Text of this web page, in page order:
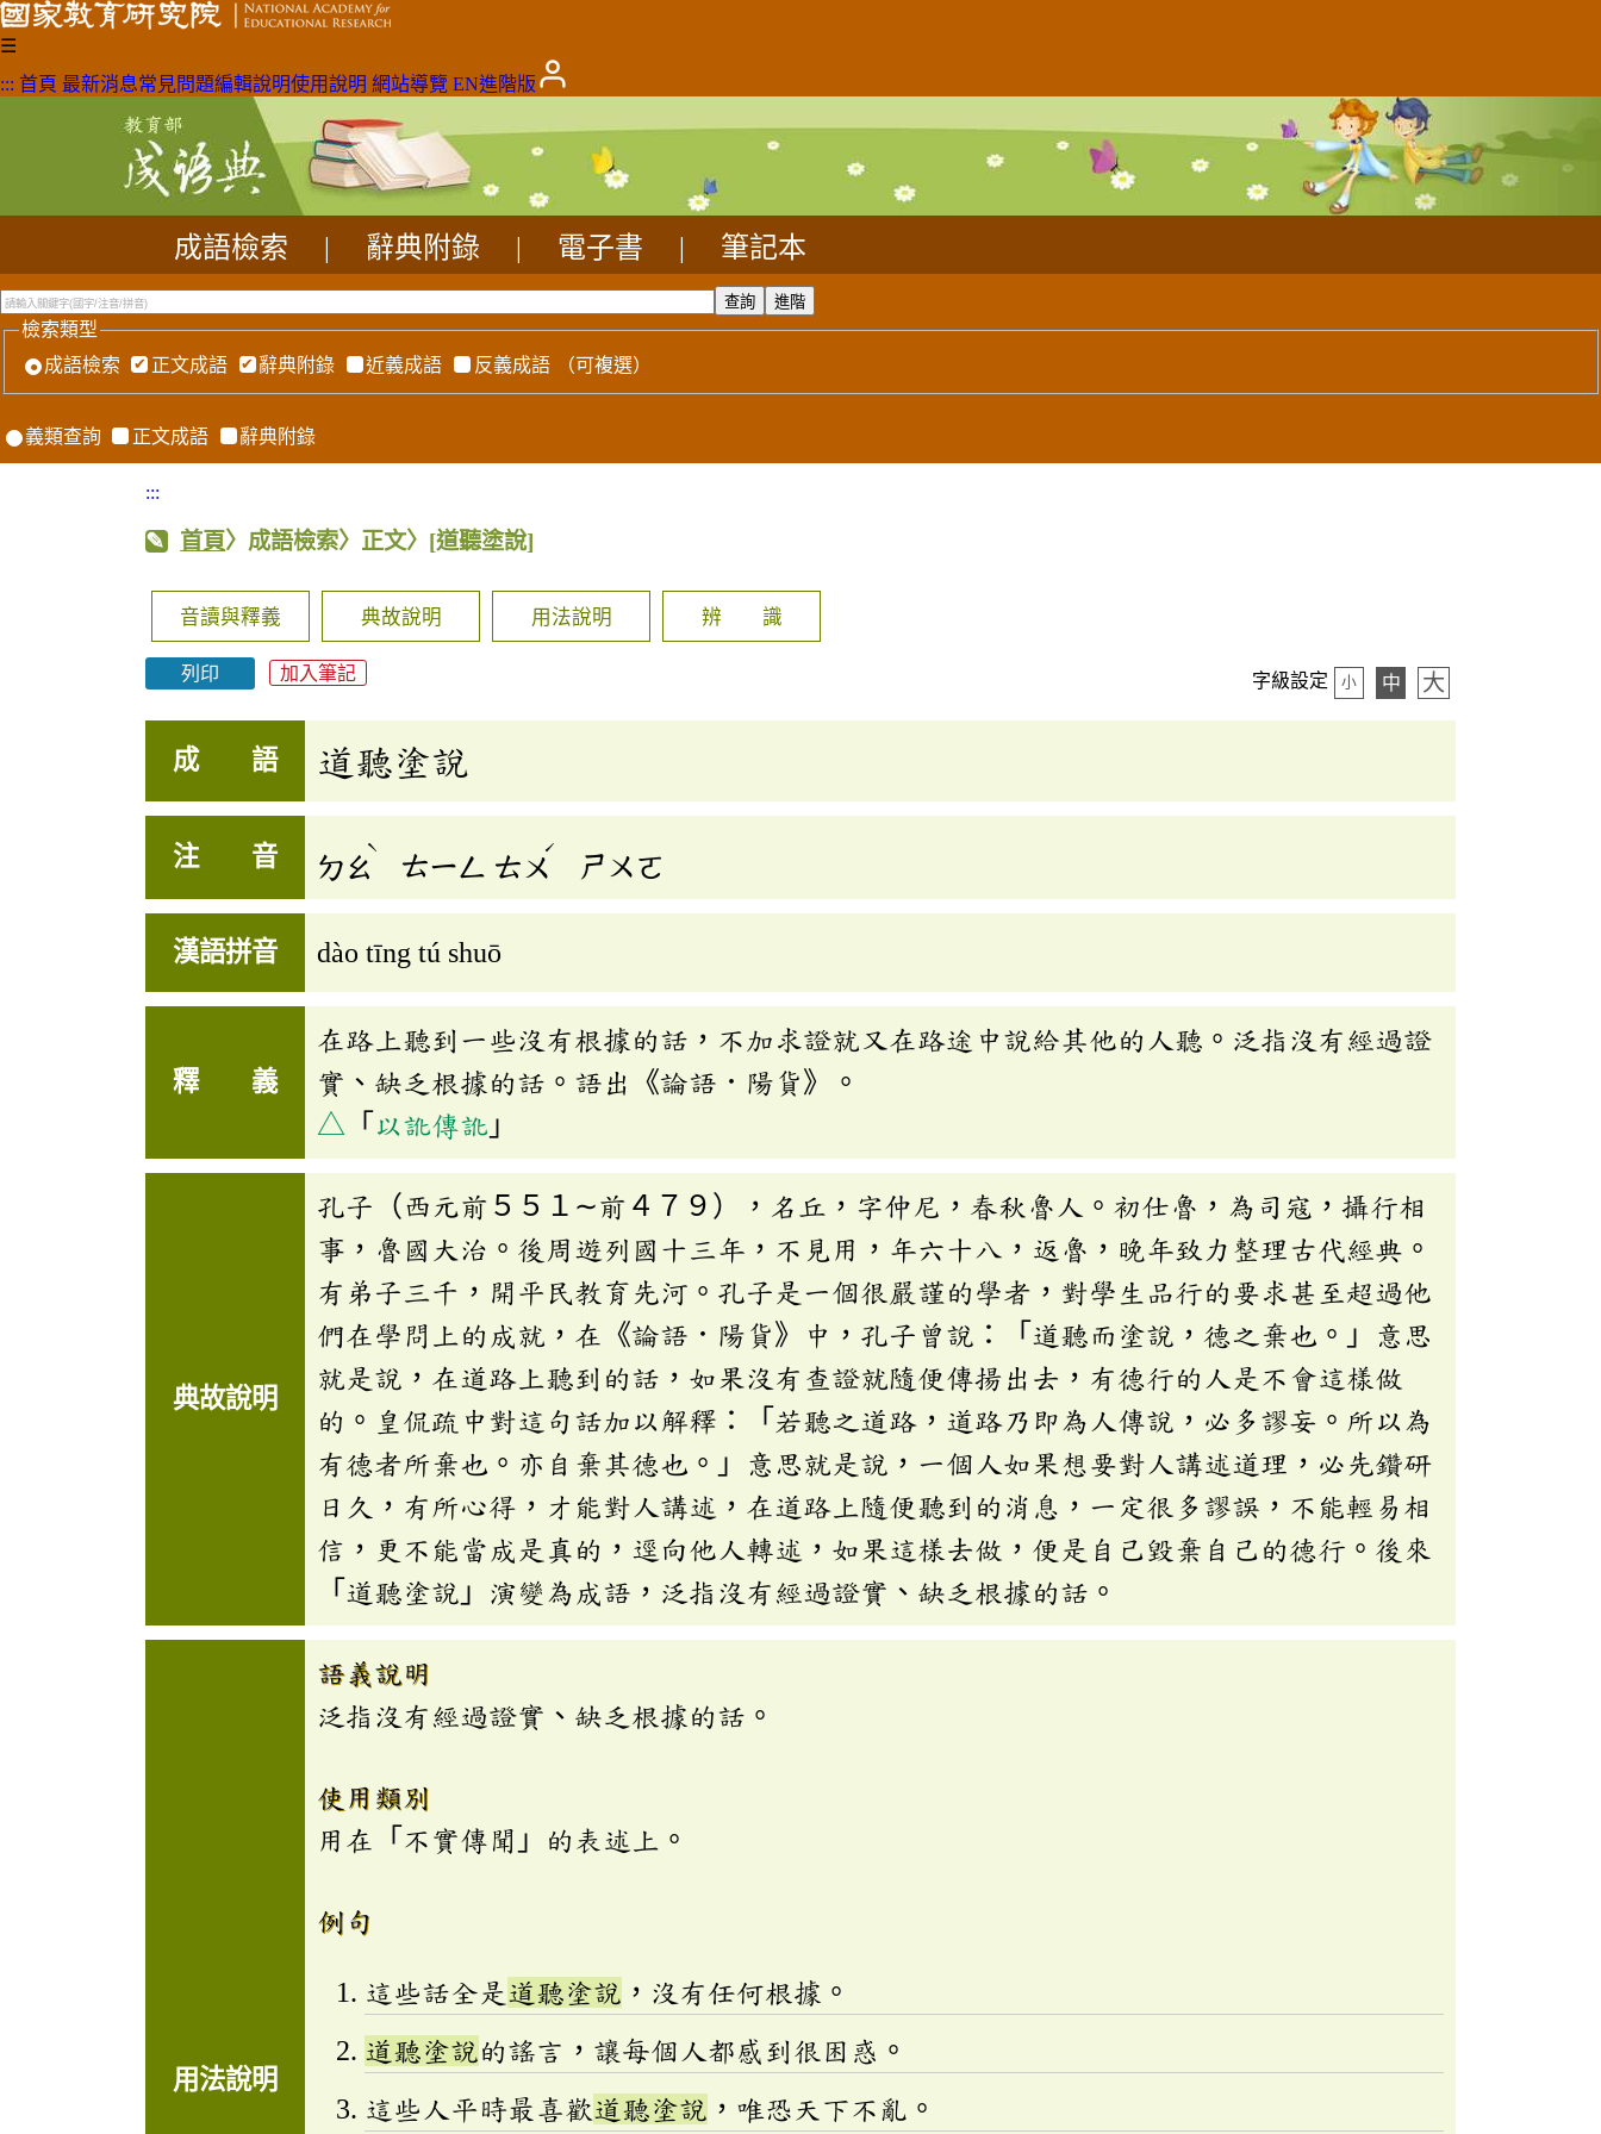
☰
::: 首頁 最新消息常見問題編輯說明使用說明 網站導覽 EN進階版
成語檢索 辭典附錄 電子書 筆記本
檢索類型
成語檢索
正文成語 辭典附錄 近義成語 反義成語 （可複選）
義類查詢 正文成語 辭典附錄
:::
首頁〉成語檢索〉正文〉 [道聽塗說]
音讀與釋義 典故說明 用法說明 辨 識
列印 加入筆記 字級設定 小 中 大
成 語 道聽塗說
注 音 ㄉㄠ
ˋ
ㄊㄧㄥ ㄊㄨ
ˊ
ㄕㄨㄛ
漢語拼音 dào tīng tú shuō
釋 義
在路上聽到一些沒有根據的話，不加求證就又在路途中說給其他的人聽。泛指沒有經過證
實、缺乏根據的話。語出《論語．陽貨》。
△ 「 以訛傳訛 」
典故說明
孔子（西元前５５１∼前４７９），名丘，字仲尼，春秋魯人。初仕魯，為司寇，攝行相
事，魯國大治。後周遊列國十三年，不見用，年六十八，返魯，晚年致力整理古代經典。
有弟子三千，開平民教育先河。孔子是一個很嚴謹的學者，對學生品行的要求甚至超過他
們在學問上的成就，在《論語．陽貨》中，孔子曾說：「道聽而塗說，德之棄也。」意思
就是說，在道路上聽到的話，如果沒有查證就隨便傳揚出去，有德行的人是不會這樣做
的。皇侃疏中對這句話加以解釋：「若聽之道路，道路乃即為人傳說，必多謬妄。所以為
有德者所棄也。亦自棄其德也。」意思就是說，一個人如果想要對人講述道理，必先鑽研
日久，有所心得，才能對人講述，在道路上隨便聽到的消息，一定很多謬誤，不能輕易相
信，更不能當成是真的，逕向他人轉述，如果這樣去做，便是自己毀棄自己的德行。後來
「道聽塗說」演變為成語，泛指沒有經過證實、缺乏根據的話。
用法說明
語義說明
泛指沒有經過證實、缺乏根據的話。
使用類別
用在「不實傳聞」的表述上。
例句
這些話全是道聽塗說 ，沒有任何根據。
道聽塗說的謠言，讓每個人都感到很困惑。
這些人平時最喜歡道聽塗說 ，唯恐天下不亂。